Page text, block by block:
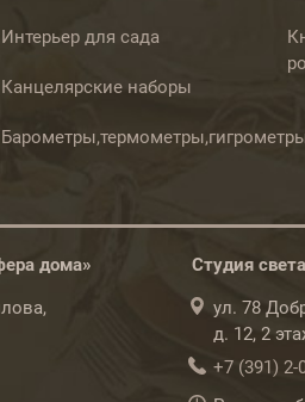
Интерьер для сада
Канцелярские наборы
дома»
Студия
ул. 78
д. 12, 2
+7 (391) 2-